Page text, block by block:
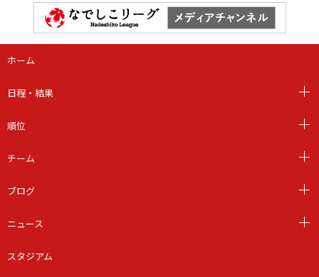
ホーム
日程・結果
順位
チーム
ブログ
ニュース
スタジアム